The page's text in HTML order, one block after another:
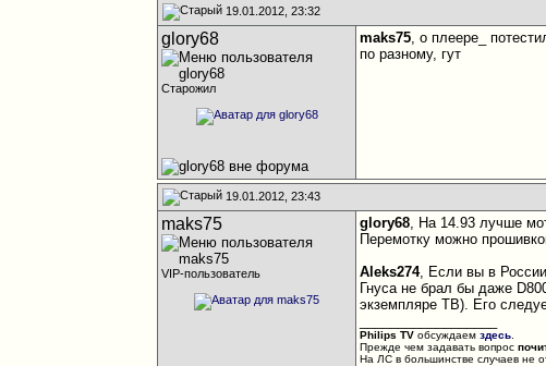
19.01.2012, 23:32
glory68
Старожил
maks75, о плеере_
по разному, гут
19.01.2012, 23:43
maks75
VIP-пользователь
glory68, На 14.93 лучше
Перемотку можно
Aleks274, Если вы в
Гнуса не брал бы даже
экземпляре ТВ). Его
Philips TV обсуждаемздесь
Прежде чем задавать вопрос
На ЛС в большинстве случаев не